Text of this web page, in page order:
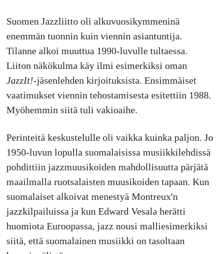
Suomen Jazzliitto oli alkuvuosikymmeninä
enemmän tuonnin kuin viennin asiantuntija.
Tilanne alkoi muuttua 1990-luvulle tultaessa.
Liiton näkökulma käy ilmi esimerkiksi oman
JazzIt!-jäsenlehden kirjoituksista. Ensimmäiset
vaatimukset viennin tehostamisesta esitettiin 1988.
Myöhemmin siitä tuli vakioaihe.
Perinteitä keskustelulle oli vaikka kuinka paljon. Jo
1950-luvun lopulla suomalaisissa musiikkilehdissä
pohdittiin jazzmuusikoiden mahdollisuutta pärjätä
maailmalla ruotsalaisten muusikoiden tapaan. Kun
suomalaiset alkoivat menestyä Montreux'n
jazzkilpailuissa ja kun Edward Vesala herätti
huomiota Euroopassa, jazz nousi malliesimerkiksi
siitä, että suomalainen musiikki on tasoltaan